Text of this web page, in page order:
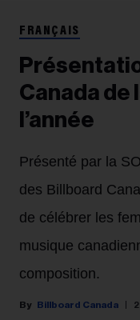
FRANÇAIS
Canada de
l’année
Présenté par la
des Billboard
de célébrer les
musique
composition.
Billboard Canada